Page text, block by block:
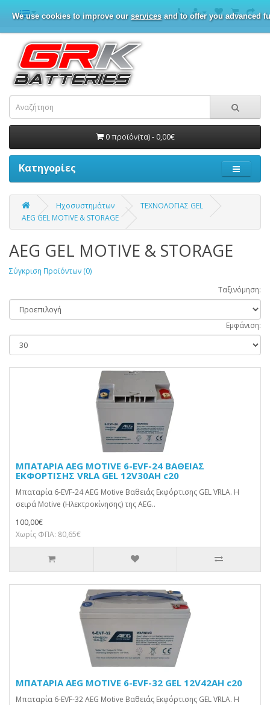
We use cookies to improve our servicesand to offer you advanced
0 προϊόν(τα) - 0,00€
Κατηγορίες
Ηχοσυστημάτων
ΤΕΧΝΟΛΟΓΙΑΣ GEL
AEG GEL MOTIVE & STORAGE
AEG GEL MOTIVE & STORAGE
Σύγκριση Προϊόντων (0)
Ταξινόμηση:
Εμφάνιση:
ΜΠΑΤΑΡΙΑ AEG MOTIVE 6-EVF-24 ΒΑΘΕΙΑΣ
ΕΚΦΟΡΤΙΣΗΣ VRLA GEL 12V30AH c20
Μπαταρία 6-EVF-24 AEG Motive Βαθειάς Εκφόρτισης GEL VRLA. Η
σειρά Motive (Ηλεκτροκίνησης) της AEG..
100,00€
Χωρίς ΦΠΑ: 80,65€
ΜΠΑΤΑΡΙΑ AEG MOTIVE 6-EVF-32 GEL 12V42AH c20
Μπαταρία 6-EVF-32 AEG Motive Βαθειάς Εκφόρτισης GEL VRLA. Η